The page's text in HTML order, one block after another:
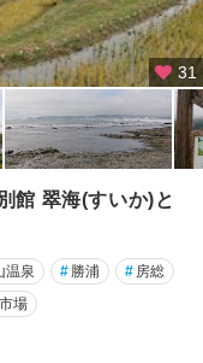
31
館 翠海(すいか)と
温泉 # 勝浦 # 房総
場